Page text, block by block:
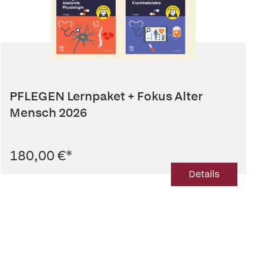
PFLEGEN Lernpaket + Fokus Alter
Mensch 2026
180,00 €*
Details